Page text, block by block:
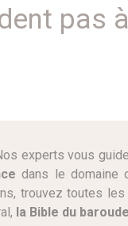
pas
experts vous
dans le domaine
trouvez toutes
la Bible du